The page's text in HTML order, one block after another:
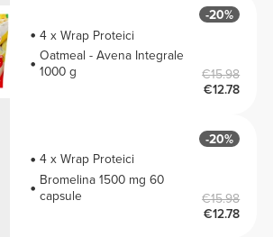
4 x Wrap Proteici
Oatmeal - Avena Integrale
1000 g
-20%
€15.98
€12.78
4 x Wrap Proteici
Bromelina 1500 mg 60
capsule
-20%
€15.98
€12.78